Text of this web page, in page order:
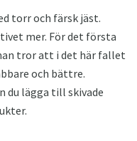
torr och färsk jäst.
mer. För det första
tror att i det här fallet
och bättre.
du lägga till skivade